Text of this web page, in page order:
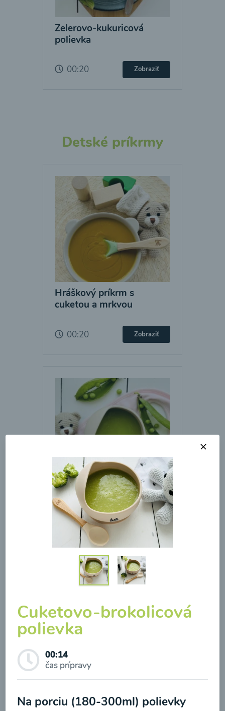
Zelerovo-kukuricová
polievka
00:20 Zobraziť
Detské príkrmy
Hráškový príkrm s
cuketou a mrkvou
00:20 Zobraziť
Karfiolovo-brokolicový
príkrm s hráškom
00:20 Zobraziť
Karfiolovo-zemiakový
Cuketovo-brokolicová
polievka
00:14
čas prípravy
Na porciu (180-300ml) polievky
Odber noviniek a akcií
Odoslaním registrácie na Newsletter súhlasím so
spracovaním osobných údajov pre účely